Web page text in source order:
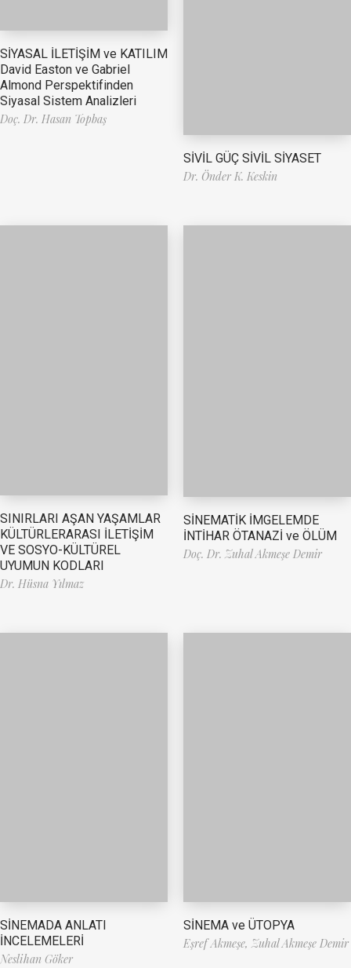
SİYASAL İLETİŞİM ve KATILIM
David Easton ve Gabriel
Almond Perspektifinden
Siyasal Sistem Analizleri
Doç. Dr. Hasan Topbaş
SİVİL GÜÇ SİVİL SİYASET
Dr. Önder K. Keskin
SINIRLARI AŞAN YAŞAMLAR
KÜLTÜRLERARASI İLETİŞİM
VE SOSYO-KÜLTÜREL
UYUMUN KODLARI
Dr. Hüsna Yılmaz
SİNEMATİK İMGELEMDE
İNTİHAR ÖTANAZİ ve ÖLÜM
Doç. Dr. Zuhal Akmeşe Demir
SİNEMADA ANLATI
İNCELEMELERİ
Neslihan Göker
SİNEMA ve ÜTOPYA
Eşref Akmeşe, Zuhal Akmeşe Demir